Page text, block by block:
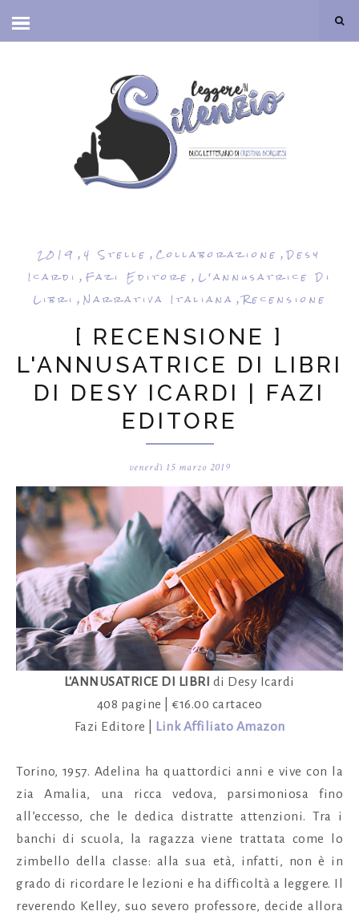
2019 , 4 Stelle , Collaborazione ,Desy
Icardi , Fazi Editore , L'annusatrice Di
Libri , Narrativa Italiana ,Recensione
[ RECENSIONE ]
L'ANNUSATRICE DI LIBRI
DI DESY ICARDI | FAZI
EDITORE
venerdì 15 marzo 2019
L'ANNUSATRICE DI LIBRI di Desy Icardi
408 pagine | €16.00 cartaceo
Fazi Editore |
Link Affiliato Amazon
Torino, 1957. Adelina ha quattordici anni e vive con la
zia Amalia, una ricca vedova, parsimoniosa fino
all’eccesso, che le dedica distratte attenzioni. Tra i
banchi di scuola, la ragazza viene trattata come lo
zimbello della classe: alla sua età, infatti, non è in
grado di ricordare le lezioni e ha difficoltà a leggere. Il
reverendo Kelley, suo severo professore, decide allora